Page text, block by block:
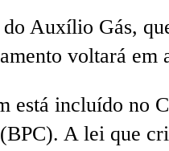
do Auxílio Gás,
voltará em
está incluído no
A lei que